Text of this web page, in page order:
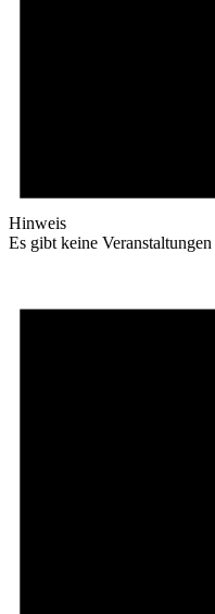
Hinweis
Es gibt keine Veranstaltungen